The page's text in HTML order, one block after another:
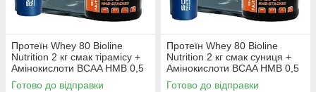
Протеїн Whey 80 Bioline
Nutrition 2 кг смак тірамісу +
Амінокислоти BCAA HMB 0,5
кг + шейкер
Готово до відправки
Протеїн Whey 80 Bioline
Nutrition 2 кг смак суниця +
Амінокислоти BCAA HMB 0,5
кг + шейкер
Готово до відправки